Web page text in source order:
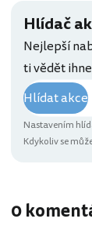
Hlídač
Nejlepší
ti vědět
Hlídat akce
Nastavením
Kdykoliv se
0